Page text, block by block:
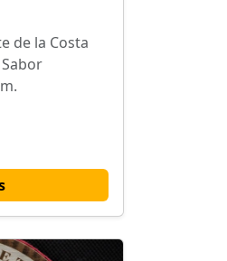
de la Costa